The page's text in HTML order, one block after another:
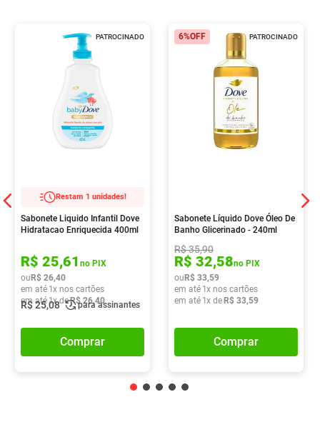
PATROCINADO
Restam 1 unidades!
Sabonete Liquido Infantil Dove
Hidratacao Enriquecida 400ml
R$ 25,61 no PIX
ou R$ 26,40
em até 1x nos cartões
em até1x deR$ 26,40
R$25,08 para assinantes
Comprar
PATROCINADO
6%OFF
Sabonete Líquido Dove Óleo De
Banho Glicerinado - 240ml
R$35,90
R$ 32,58no PIX
ou R$ 33,59
em até 1x nos cartões
em até 1x de R$ 33,59
Comprar